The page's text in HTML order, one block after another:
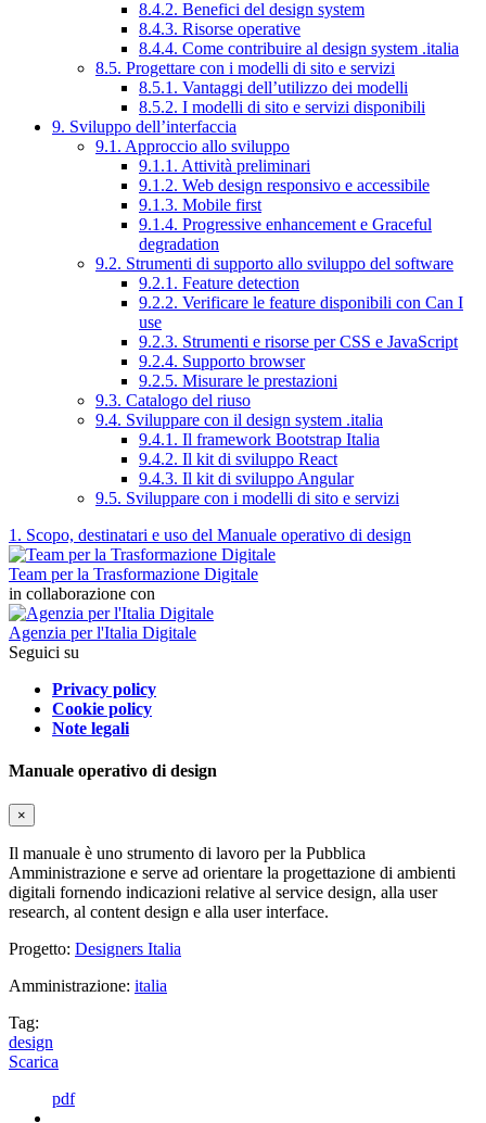
8.4.2. Benefici del design system
8.4.3. Risorse operative
8.4.4. Come contribuire al design system .italia
8.5. Progettare con i modelli di sito e servizi
8.5.1. Vantaggi dell’utilizzo dei modelli
8.5.2. I modelli di sito e servizi disponibili
9. Sviluppo dell’interfaccia
9.1. Approccio allo sviluppo
9.1.1. Attività preliminari
9.1.2. Web design responsivo e accessibile
9.1.3. Mobile first
9.1.4. Progressive enhancement e Graceful
degradation
9.2. Strumenti di supporto allo sviluppo del software
9.2.1. Feature detection
9.2.2. Verificare le feature disponibili con Can I
use
9.2.3. Strumenti e risorse per CSS e JavaScript
9.2.4. Supporto browser
9.2.5. Misurare le prestazioni
9.3. Catalogo del riuso
9.4. Sviluppare con il design system .italia
9.4.1. Il framework Bootstrap Italia
9.4.2. Il kit di sviluppo React
9.4.3. Il kit di sviluppo Angular
9.5. Sviluppare con i modelli di sito e servizi
1. Scopo, destinatari e uso del Manuale operativo di design
Team per la Trasformazione Digitale
in collaborazione con
Agenzia per l'Italia Digitale
Seguici su
Privacy policy
Cookie policy
Note legali
Manuale operativo di design
×
Il manuale è uno strumento di lavoro per la Pubblica
Amministrazione e serve ad orientare la progettazione di ambienti
digitali fornendo indicazioni relative al service design, alla user
research, al content design e alla user interface.
Progetto: Designers Italia
Amministrazione: italia
Tag:
design
Scarica
pdf